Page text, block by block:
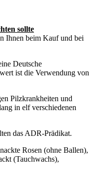
sollte
Ihnen beim Kauf und bei
Deutsche
ist die Verwendung von
Pilzkrankheiten und
in elf verschiedenen
das ADR-Prädikat.
Rosen (ohne Ballen),
(Tauchwachs),